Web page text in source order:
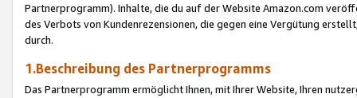
Partnerprogramm). Inhalte, die du auf der Website Amazon.com
des Verbots von Kundenrezensionen, die gegen eine Vergütung
durch.
1.Beschreibung des Partnerprogramms
Das Partnerprogramm ermöglicht Ihnen, mit Ihrer Website, Ihren